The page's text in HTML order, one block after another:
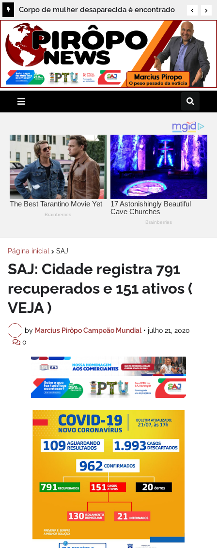
Corpo de mulher desaparecida é encontrado
no bairro Barro Vermelho, em Santo Antônio
de Jesus
Página inicial SAJ
SAJ: Cidade registra 791
recuperados e 151 ativos (
VEJA )
by Marcius Pirôpo Campeão Mundial • julho 21, 2020
0